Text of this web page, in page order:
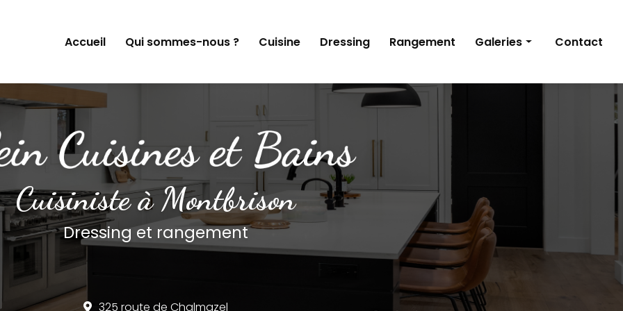
Accueil Qui sommes-nous ? Cuisine Dressing Rangement Galeries Contact
Cuisiniste à Montbrison
Dressing et rangement
325 route de Chalmazel